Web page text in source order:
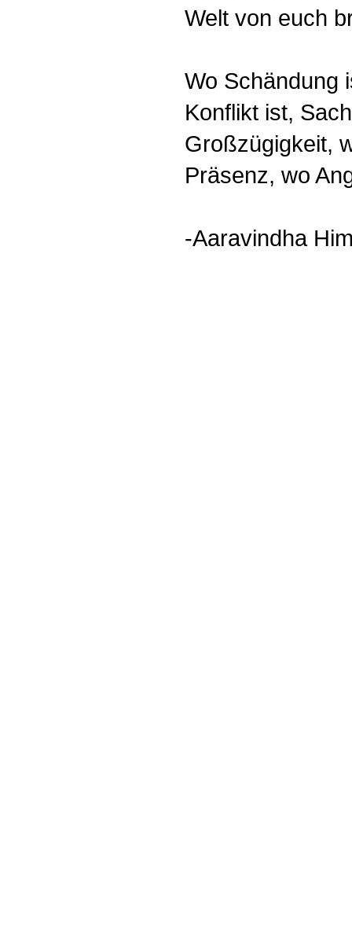
Welt von euch
Wo Schändung
Konflikt ist,
Großzügigkeit,
Präsenz, wo
-Aaravindha